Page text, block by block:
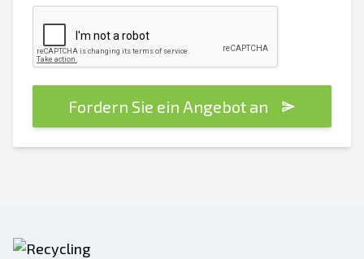
Fordern Sie ein Angebot an